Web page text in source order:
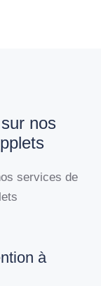
nos
services de
à